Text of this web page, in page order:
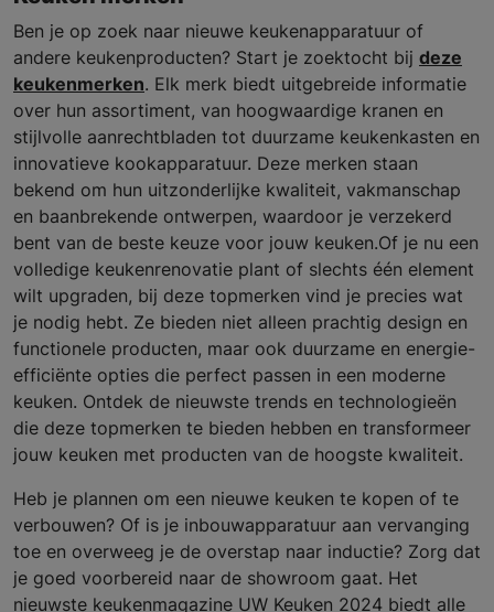
Ben je op zoek naar nieuwe keukenapparatuur of
andere keukenproducten? Start je zoektocht bij deze
keukenmerken. Elk merk biedt uitgebreide informatie
over hun assortiment, van hoogwaardige kranen en
stijlvolle aanrechtbladen tot duurzame keukenkasten en
innovatieve kookapparatuur. Deze merken staan
bekend om hun uitzonderlijke kwaliteit, vakmanschap
en baanbrekende ontwerpen, waardoor je verzekerd
bent van de beste keuze voor jouw keuken.Of je nu een
volledige keukenrenovatie plant of slechts één element
wilt upgraden, bij deze topmerken vind je precies wat
je nodig hebt. Ze bieden niet alleen prachtig design en
functionele producten, maar ook duurzame en energie-
efficiënte opties die perfect passen in een moderne
keuken. Ontdek de nieuwste trends en technologieën
die deze topmerken te bieden hebben en transformeer
jouw keuken met producten van de hoogste kwaliteit.
Heb je plannen om een nieuwe keuken te kopen of te
verbouwen? Of is je inbouwapparatuur aan vervanging
toe en overweeg je de overstap naar inductie? Zorg dat
je goed voorbereid naar de showroom gaat. Het
nieuwste keukenmagazine UW Keuken 2024 biedt alle